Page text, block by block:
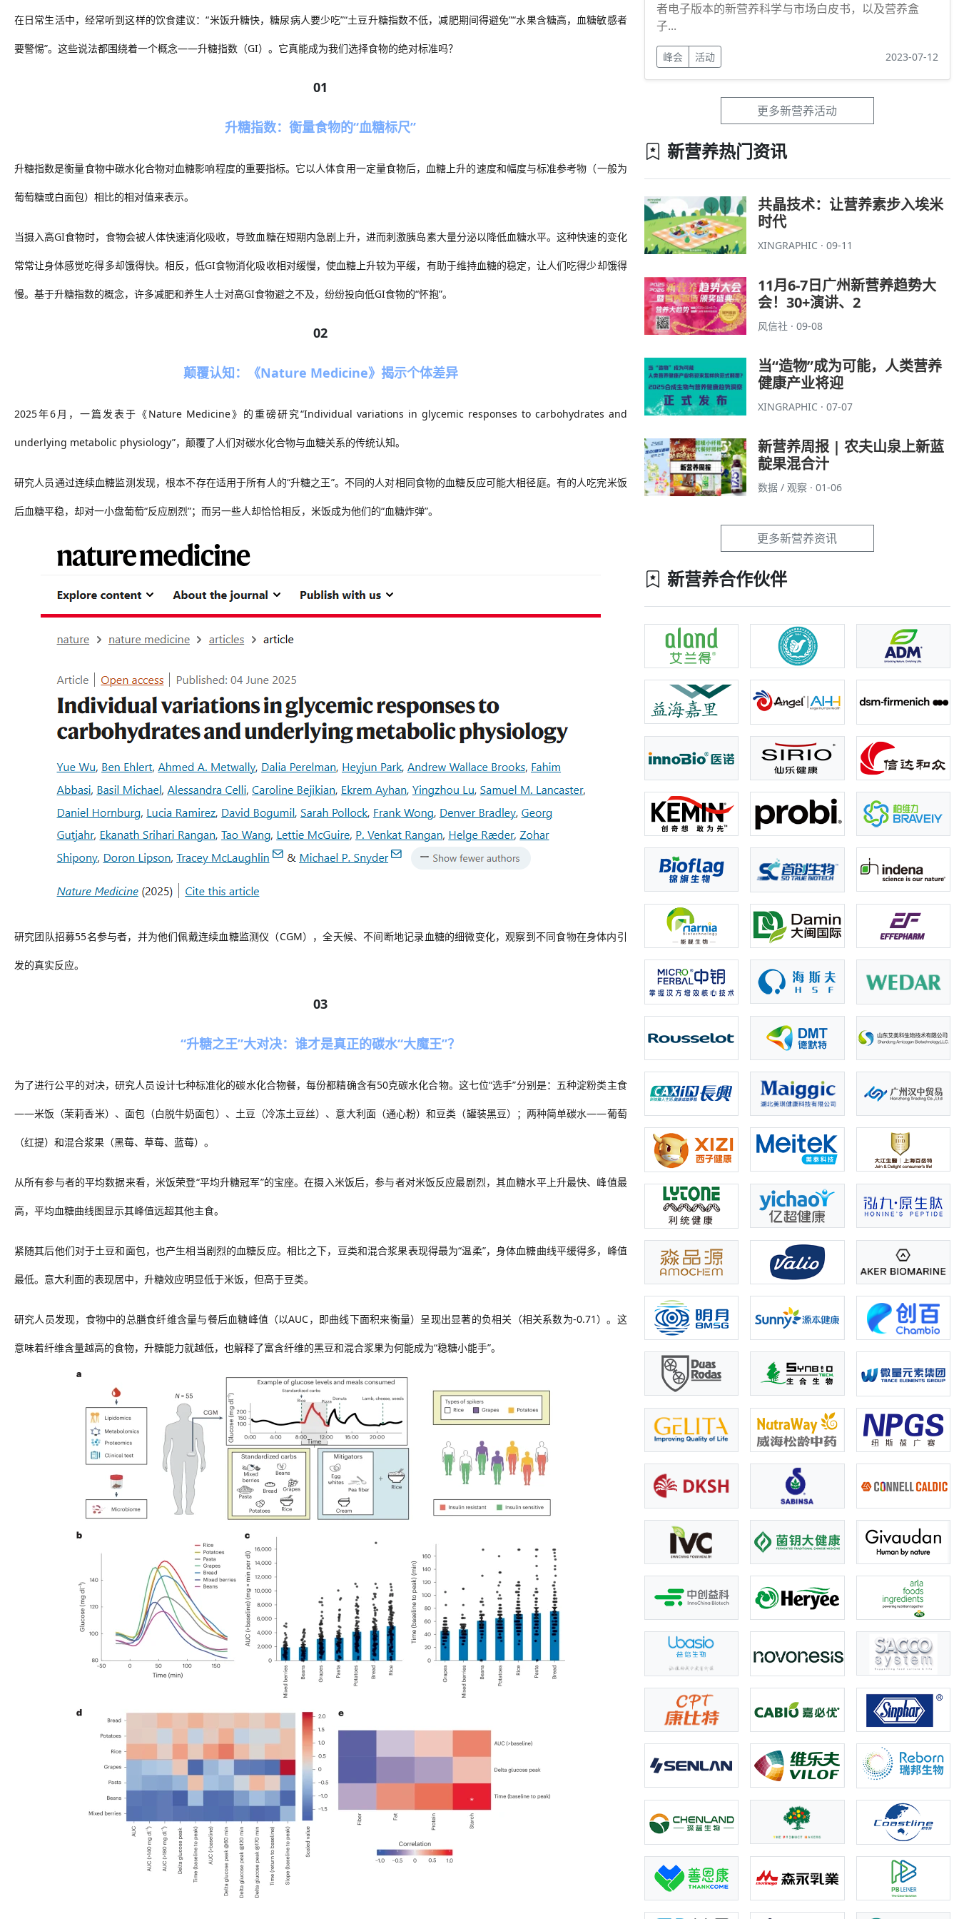
在日常生活中， 经常听到这样的饮食建议：“米饭升糖快，糖尿病人要少吃”“土豆升糖指数不低，减肥期间得避免”“水果含糖高，血糖敏感者
要警惕”。这些说法都围绕着一个概念——升糖指数（GI）。它真能成为我们选择食物的绝对标准吗？
01
升糖指数：衡量食物的“血糖标尺”
升糖指数是衡量食物中碳水化合物对血糖影响程度的重要指标。它以人体食用一定量食物后，血糖上升的速度和幅度与标准参考物（一般为
葡萄糖或白面包）相比的相对值来表示。
当摄入高GI食物时，食物会被人体快速消化吸收，导致血糖在短期内急剧上升，进而刺激胰岛素大量分泌以降低血糖水平。这种快速的变化
常常让身体感觉吃得多却饿得快。相反，低GI食物消化吸收相对缓慢，使血糖上升较为平缓，有助于维持血糖的稳定，让人们吃得少却饿得
慢。基于升糖指数的概念，许多减肥和养生人士对高GI食物避之不及，纷纷投向低GI食物的“怀抱”。
02
颠覆认知：《Nature Medicine》揭示个体差异
2025年6月 ，一篇发表于《Nature Medicine》的重磅研究“Individual variations in glycemic responses to carbohydrates and
underlying metabolic physiology”，颠覆了人们对碳水化合物与血糖关系的传统认知。
研究人员通过连续血糖监测发现，根本不存在适用于所有人的“升糖之王”。不同的人对相同食物的血糖反应可能大相径庭。有的人吃完米饭
后血糖平稳，却对一小盘葡萄“反应剧烈”；而另一些人却恰恰相反，米饭成为他们的“血糖炸弹”。
研究团队招募55名参与者，并为他们佩戴连续血糖监测仪（CGM） ，全天候、不间断地记录血糖的细微变化，观察到不同食物在身体内引
发的真实反应。
03
“升糖之王”大对决：谁才是真正的碳水“大魔王”？
为了进行公平的对决，研究人员设计七种标准化的碳水化合物餐，每份都精确含有50克碳水化合物。这七位“选手”分别是：五种淀粉类主食
——米饭（茉莉香米）、面包（白脱牛奶面包）、土豆（冷冻土豆丝）、意大利面（通心粉）和豆类（罐装黑豆）；两种简单碳水——葡萄
（红提）和混合浆果（黑莓、草莓、蓝莓）。
从所有参与者的平均数据来看，米饭荣登“平均升糖冠军”的宝座。在摄入米饭后，参与者对米饭反应最剧烈， 其血糖水平上升最快、峰值最
高，平均血糖曲线图显示其峰值远超其他主食。
紧随其后他们对于土豆和面包，也产生相当剧烈的血糖反应。相比之下，豆类和混合浆果表现得最为“温柔”， 身体血糖曲线平缓得多，峰值
最低。意大利面的表现居中，升糖效应明显低于米饭，但高于豆类。
研究人员发现，食物中的总膳食纤维含量与餐后血糖峰值（以AUC，即曲线下面积来衡量）呈现出显著的负相关（相关系数为-0.71）。 这
意味着纤维含量越高的食物，升糖能力就越低， 也解释了富含纤维的黑豆和混合浆果为何能成为“稳糖小能手”。
者电子版本的新营养科学与市场白皮书，以及营养盒
子...
峰会 活动 2023-07-12
更多新营养活动
新营养热门资讯
共晶技术：让营养素步入埃米
时代
XINGRAPHIC · 09-11
11月6-7日广州新营养趋势大
会！30+演讲、2
风信社 · 09-08
当“造物”成为可能，人类营养
健康产业将迎
XINGRAPHIC · 07-07
新营养周报 | 农夫山泉上新蓝
靛果混合汁
数据 / 观察 · 01-06
更多新营养资讯
新营养合作伙伴